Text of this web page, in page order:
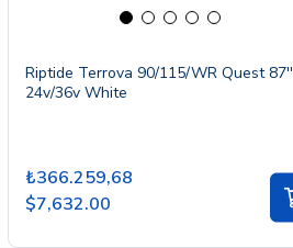
Riptide Terrova 90/115/WR Quest 87''
24v/36v White
₺366.259,68
$7,632.00